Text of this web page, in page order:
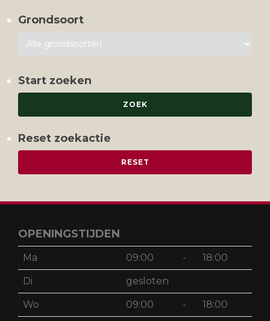
Grondsoort
Start zoeken
Reset zoekactie
OPENINGSTIJDEN
Ma 09:00 - 18:00
Di gesloten
Wo 09:00 - 18:00